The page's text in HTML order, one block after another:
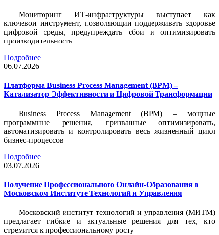
Мониторинг ИТ-инфраструктуры выступает как
ключевой инструмент, позволяющий поддерживать здоровье
цифровой среды, предупреждать сбои и оптимизировать
производительность
Подробнее
06.07.2026
Платформа Business Process Management (BPM) –
Катализатор Эффективности и Цифровой Трансформации
Business Process Management (BPM) – мощные
программные решения, призванные оптимизировать,
автоматизировать и контролировать весь жизненный цикл
бизнес-процессов
Подробнее
03.07.2026
Получение Профессионального Онлайн-Образования в
Московском Институте Технологий и Управления
Московский институт технологий и управления (МИТМ)
предлагает гибкие и актуальные решения для тех, кто
стремится к профессиональному росту